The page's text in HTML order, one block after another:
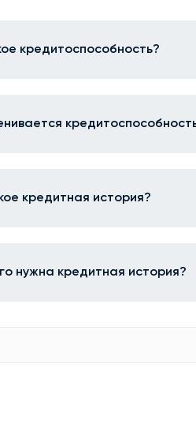
кредитоспособность?
кредитная история?
нужна кредитная история?